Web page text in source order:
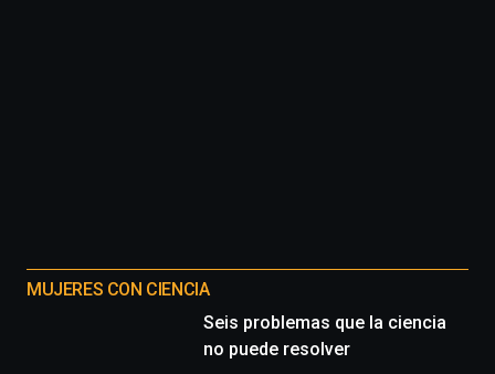
MUJERES CON CIENCIA
Seis problemas que la ciencia
no puede resolver